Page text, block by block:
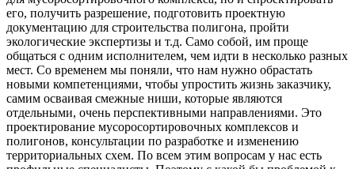
его, получить разрешение, подготовить проектную
документацию для строительства полигона, пройти
экологические экспертизы и т.д. Само собой, им проще
общаться с одним исполнителем, чем идти в несколько разных
мест. Со временем мы поняли, что нам нужно обрастать
новыми компетенциями, чтобы упростить жизнь заказчику,
самим осваивая смежные ниши, которые являются
отдельными, очень перспективными направлениями. Это
проектирование мусоросортировочных комплексов и
полигонов, консультации по разработке и изменению
территориальных схем. По всем этим вопросам у нас есть